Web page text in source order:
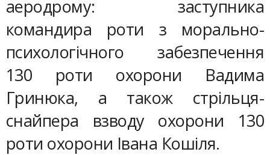
аеродрому: заступника
командира роти з морально-
психологічного забезпечення
130 роти охорони Вадима
Гринюка, а також стрільця-
снайпера взводу охорони 130
роти охорони Івана Кошіля.